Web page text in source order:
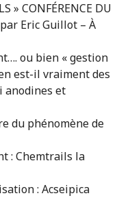
» CONFÉRENCE DU
Eric Guillot – À
ou bien « gestion
est-il vraiment des
anodines et
du phénomène de
: Chemtrails la
: Acseipica